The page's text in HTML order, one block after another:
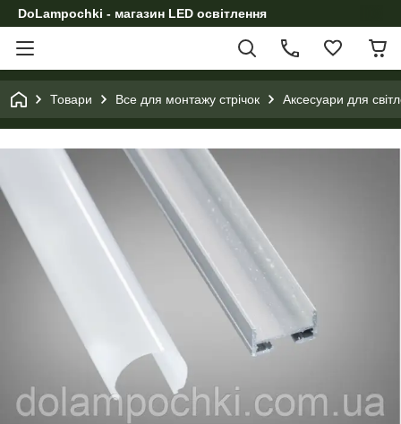
DoLampochki - магазин LED освітлення
Товари Все для монтажу стрічок Аксесуари для